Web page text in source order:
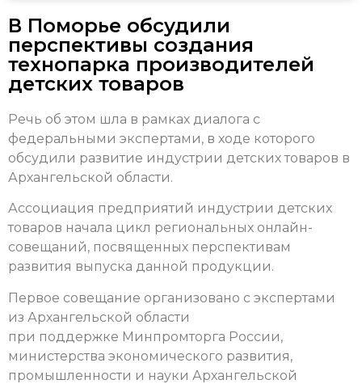
В Поморье обсудили
перспективы создания
технопарка производителей
детских товаров
Речь об этом шла в рамках диалога с
федеральными экспертами, в ходе которого
обсудили развитие индустрии детских товаров в
Архангельской области.
Ассоциация предприятий индустрии детских
товаров начала цикл региональных онлайн-
совещаний, посвященных перспективам
развития выпуска данной продукции.
Первое совещание организовано с экспертами
из Архангельской области
при поддержке Минпромторга России,
министерства экономического развития,
промышленности и науки Архангельской